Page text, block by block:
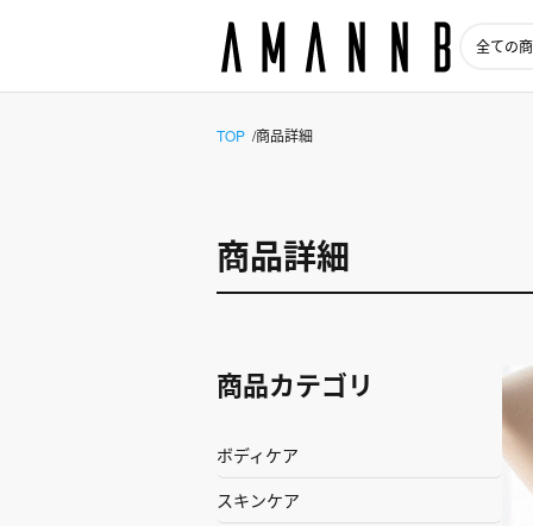
TOP 商品詳細
商品詳細
商品カテゴリ
ボディケア
スキンケア